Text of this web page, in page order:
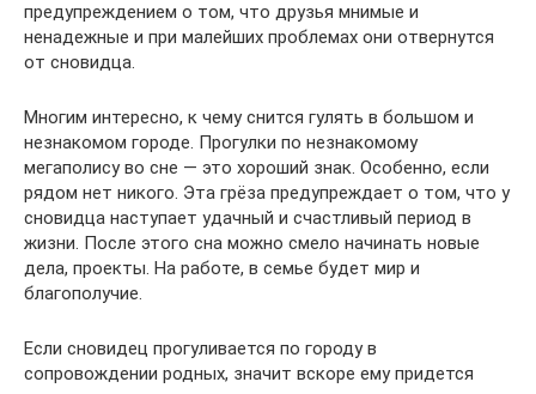
предупреждением о том, что друзья мнимые и
ненадежные и при малейших проблемах они отвернутся
от сновидца.
Многим интересно, к чему снится гулять в большом и
незнакомом городе. Прогулки по незнакомому
мегаполису во сне — это хороший знак. Особенно, если
рядом нет никого. Эта грёза предупреждает о том, что у
сновидца наступает удачный и счастливый период в
жизни. После этого сна можно смело начинать новые
дела, проекты. На работе, в семье будет мир и
благополучие.
Если сновидец прогуливается по городу в
сопровождении родных, значит вскоре ему придется